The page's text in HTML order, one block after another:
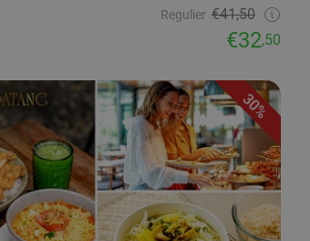
Regulier €41,50
€32,50
30%